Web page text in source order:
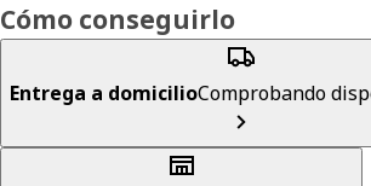
Cómo conseguirlo
Entrega a domicilioComprobando